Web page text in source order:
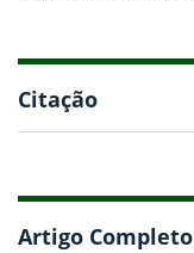
Citação
Artigo Completo